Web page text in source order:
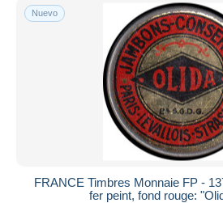
Nuevo
FRANCE Timbres Monnaie FP -
fer peint, fond rouge: